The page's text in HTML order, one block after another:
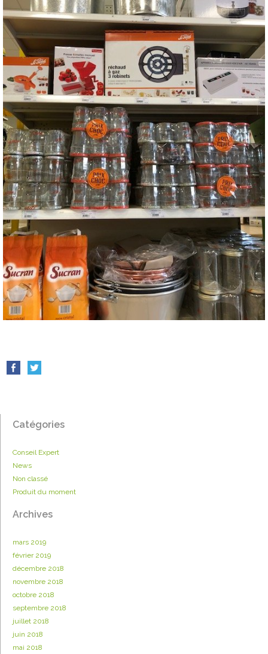
Catégories
Conseil Expert
News
Non classé
Produit du moment
Archives
mars 2019
février 2019
décembre 2018
novembre 2018
octobre 2018
septembre 2018
juillet 2018
juin 2018
mai 2018